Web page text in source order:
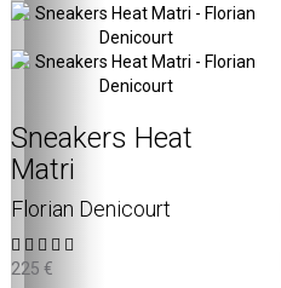
Sneakers Heat
Matri
Florian Denicourt
225 €